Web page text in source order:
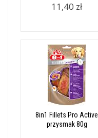
11,40 zł
8in1 Fillets Pro Active
przysmak 80g